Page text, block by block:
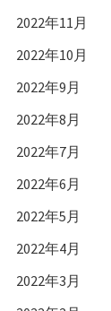
2022年11月
2022年10月
2022年9月
2022年8月
2022年7月
2022年6月
2022年5月
2022年4月
2022年3月